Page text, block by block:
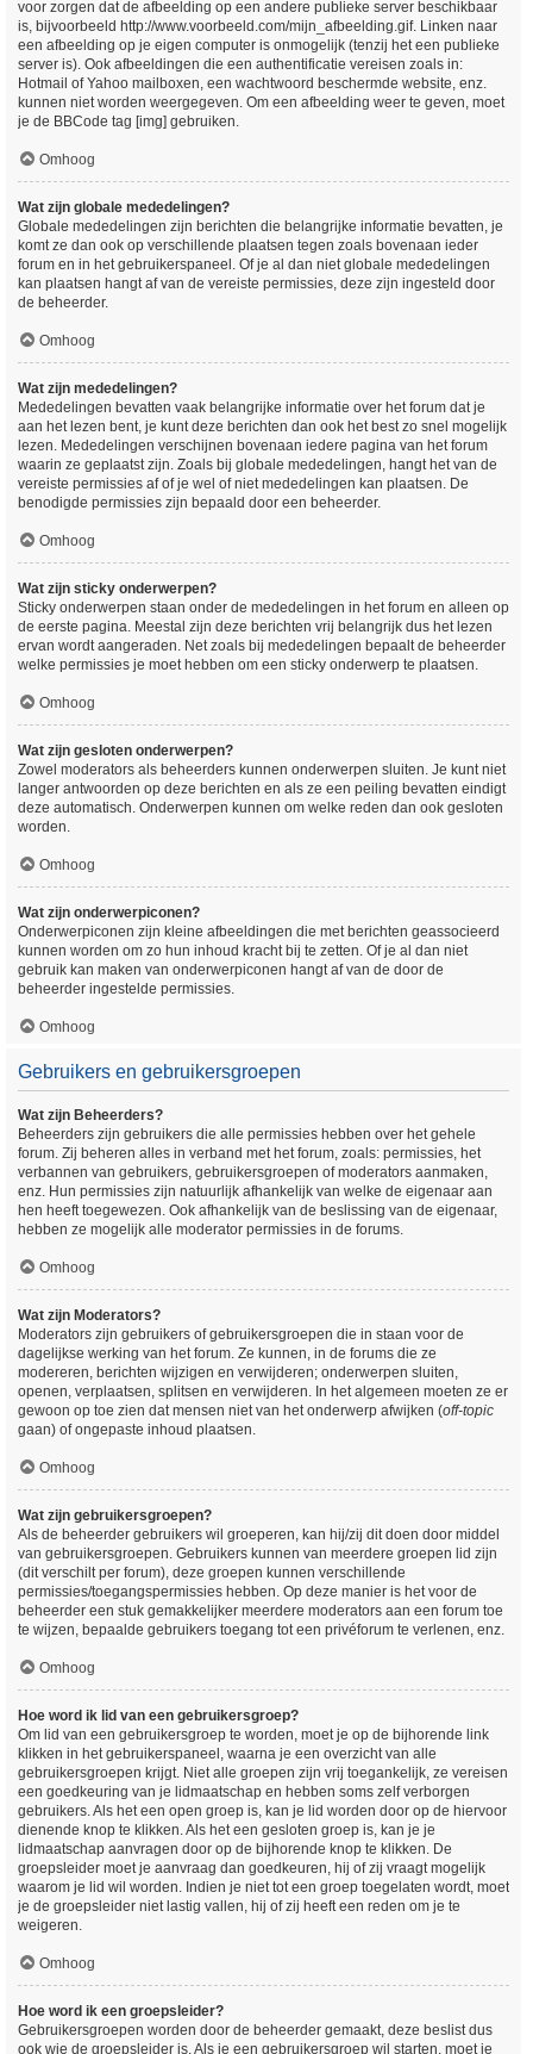
voor zorgen dat de afbeelding op een andere publieke server beschikbaar
is, bijvoorbeeld http://www.voorbeeld.com/mijn_afbeelding.gif. Linken naar
een afbeelding op je eigen computer is onmogelijk (tenzij het een publieke
server is). Ook afbeeldingen die een authentificatie vereisen zoals in:
Hotmail of Yahoo mailboxen, een wachtwoord beschermde website, enz.
kunnen niet worden weergegeven. Om een afbeelding weer te geven, moet
je de BBCode tag [img] gebruiken.
Omhoog
Wat zijn globale mededelingen?
Globale mededelingen zijn berichten die belangrijke informatie bevatten, je
komt ze dan ook op verschillende plaatsen tegen zoals bovenaan ieder
forum en in het gebruikerspaneel. Of je al dan niet globale mededelingen
kan plaatsen hangt af van de vereiste permissies, deze zijn ingesteld door
de beheerder.
Omhoog
Wat zijn mededelingen?
Mededelingen bevatten vaak belangrijke informatie over het forum dat je
aan het lezen bent, je kunt deze berichten dan ook het best zo snel mogelijk
lezen. Mededelingen verschijnen bovenaan iedere pagina van het forum
waarin ze geplaatst zijn. Zoals bij globale mededelingen, hangt het van de
vereiste permissies af of je wel of niet mededelingen kan plaatsen. De
benodigde permissies zijn bepaald door een beheerder.
Omhoog
Wat zijn sticky onderwerpen?
Sticky onderwerpen staan onder de mededelingen in het forum en alleen op
de eerste pagina. Meestal zijn deze berichten vrij belangrijk dus het lezen
ervan wordt aangeraden. Net zoals bij mededelingen bepaalt de beheerder
welke permissies je moet hebben om een sticky onderwerp te plaatsen.
Omhoog
Wat zijn gesloten onderwerpen?
Zowel moderators als beheerders kunnen onderwerpen sluiten. Je kunt niet
langer antwoorden op deze berichten en als ze een peiling bevatten eindigt
deze automatisch. Onderwerpen kunnen om welke reden dan ook gesloten
worden.
Omhoog
Wat zijn onderwerpiconen?
Onderwerpiconen zijn kleine afbeeldingen die met berichten geassocieerd
kunnen worden om zo hun inhoud kracht bij te zetten. Of je al dan niet
gebruik kan maken van onderwerpiconen hangt af van de door de
beheerder ingestelde permissies.
Omhoog
Gebruikers en gebruikersgroepen
Wat zijn Beheerders?
Beheerders zijn gebruikers die alle permissies hebben over het gehele
forum. Zij beheren alles in verband met het forum, zoals: permissies, het
verbannen van gebruikers, gebruikersgroepen of moderators aanmaken,
enz. Hun permissies zijn natuurlijk afhankelijk van welke de eigenaar aan
hen heeft toegewezen. Ook afhankelijk van de beslissing van de eigenaar,
hebben ze mogelijk alle moderator permissies in de forums.
Omhoog
Wat zijn Moderators?
Moderators zijn gebruikers of gebruikersgroepen die in staan voor de
dagelijkse werking van het forum. Ze kunnen, in de forums die ze
modereren, berichten wijzigen en verwijderen; onderwerpen sluiten,
openen, verplaatsen, splitsen en verwijderen. In het algemeen moeten ze er
gewoon op toe zien dat mensen niet van het onderwerp afwijken (off-topic
gaan) of ongepaste inhoud plaatsen.
Omhoog
Wat zijn gebruikersgroepen?
Als de beheerder gebruikers wil groeperen, kan hij/zij dit doen door middel
van gebruikersgroepen. Gebruikers kunnen van meerdere groepen lid zijn
(dit verschilt per forum), deze groepen kunnen verschillende
permissies/toegangspermissies hebben. Op deze manier is het voor de
beheerder een stuk gemakkelijker meerdere moderators aan een forum toe
te wijzen, bepaalde gebruikers toegang tot een privéforum te verlenen, enz.
Omhoog
Hoe word ik lid van een gebruikersgroep?
Om lid van een gebruikersgroep te worden, moet je op de bijhorende link
klikken in het gebruikerspaneel, waarna je een overzicht van alle
gebruikersgroepen krijgt. Niet alle groepen zijn vrij toegankelijk, ze vereisen
een goedkeuring van je lidmaatschap en hebben soms zelf verborgen
gebruikers. Als het een open groep is, kan je lid worden door op de hiervoor
dienende knop te klikken. Als het een gesloten groep is, kan je je
lidmaatschap aanvragen door op de bijhorende knop te klikken. De
groepsleider moet je aanvraag dan goedkeuren, hij of zij vraagt mogelijk
waarom je lid wil worden. Indien je niet tot een groep toegelaten wordt, moet
je de groepsleider niet lastig vallen, hij of zij heeft een reden om je te
weigeren.
Omhoog
Hoe word ik een groepsleider?
Gebruikersgroepen worden door de beheerder gemaakt, deze beslist dus
ook wie de groepsleider is. Als je een gebruikersgroep wil starten, moet je